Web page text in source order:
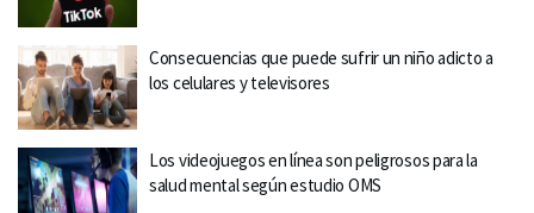
Consecuencias que puede sufrir un niño adicto a
los celulares y televisores
Los videojuegos en línea son peligrosos para la
salud mental según estudio OMS